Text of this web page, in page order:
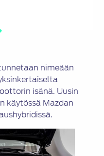
nimeään
isänä. Uusin
käytössä Mazdan